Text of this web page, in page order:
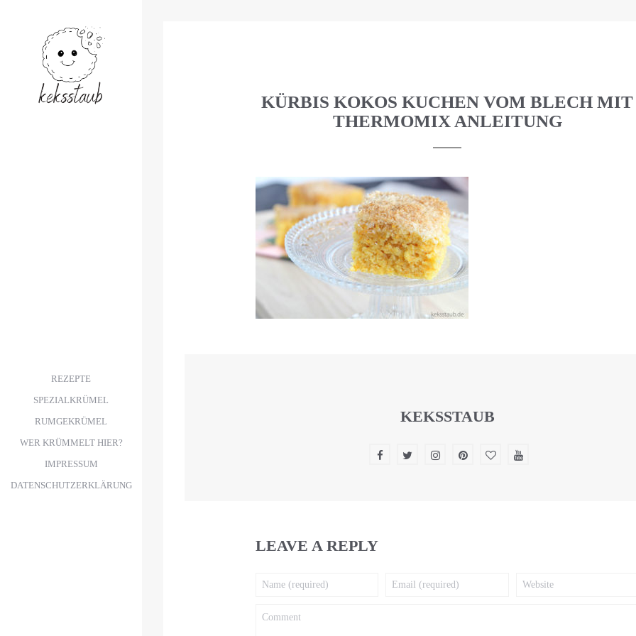
REZEPTE
SPEZIALKRÜMEL
RUMGEKRÜMEL
WER KRÜMMELT HIER?
IMPRESSUM
DATENSCHUTZERKLÄRUNG
KÜRBIS KOKOS KUCHEN VOM BLECH MIT
THERMOMIX ANLEITUNG
KEKSSTAUB
LEAVE A REPLY